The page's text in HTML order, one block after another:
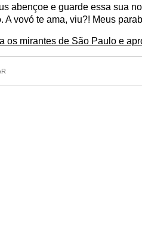
abençoe e guarde essa sua
A vovó te ama, viu?! Meus
os mirantes de São Paulo e